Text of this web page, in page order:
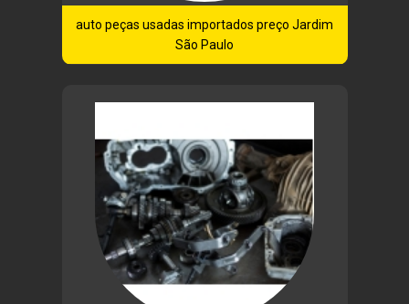
auto peças usadas importados preço Jardim
São Paulo